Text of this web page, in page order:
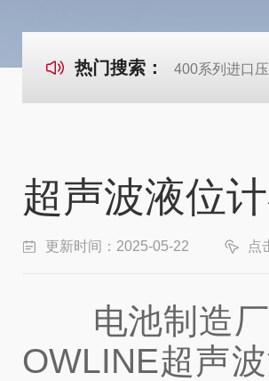
热门搜索： 400系列进口
超声波液位
更新时间：2025-05-22 点
电池制造厂
OWLINE超声